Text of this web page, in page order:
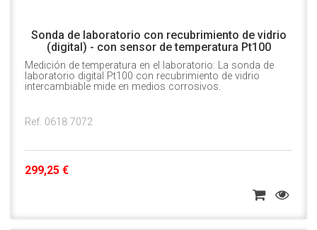
Sonda de laboratorio con recubrimiento de vidrio
(digital) - con sensor de temperatura Pt100
Medición de temperatura en el laboratorio: La sonda de
laboratorio digital Pt100 con recubrimiento de vidrio
intercambiable mide en medios corrosivos.
Ref. 0618 7072
299,25 €